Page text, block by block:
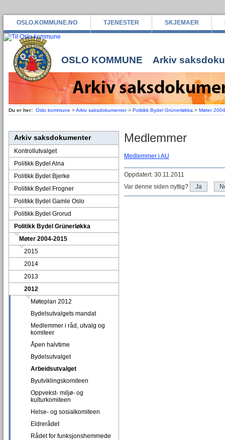
OSLO.KOMMUNE.NO TJENESTER SKJEMAER
OSLO KOMMUNE Arkiv
Du er her: Oslo kommune >Arkiv saksdokumenter> Politikk Bydel Grünerløkka > Møter
Arkiv saksdokumenter
Kontrollutvalget
Politikk Bydel Alna
Politikk Bydel Bjerke
Politikk Bydel Frogner
Politikk Bydel Gamle Oslo
Politikk Bydel Grorud
Politikk Bydel Grünerløkka
Møter 2004-2015
2015
2014
2013
2012
Møteplan 2012
Bydelsutvalgets mandat
Medlemmer i råd, utvalg og
komiteer
Åpen halvtime
Bydelsutvalget
Arbeidsutvalget
Byutviklingskomiteen
Oppvekst- miljø- og
kulturkomiteen
Helse- og sosialkomiteen
Eldrerådet
Rådet for funksjonshemmede
Medlemmer
Medlemmer i AU
Oppdatert: 30.11.2011
Var denne siden nyttig?
Ja